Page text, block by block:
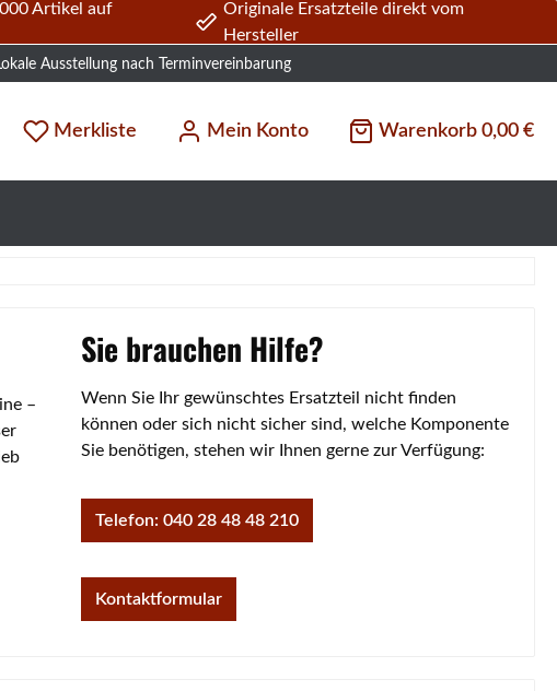
Artikel auf
Originale Ersatzteile direkt vom
Hersteller
Ausstellung nach Terminvereinbarung
Merkliste Mein Konto Warenkorb 0,00 €
–
Sie brauchen Hilfe?
Wenn Sie Ihr gewünschtes Ersatzteil nicht finden
können oder sich nicht sicher sind, welche Komponente
Sie benötigen, stehen wir Ihnen gerne zur Verfügung:
Telefon: 040 28 48 48 210
Kontaktformular